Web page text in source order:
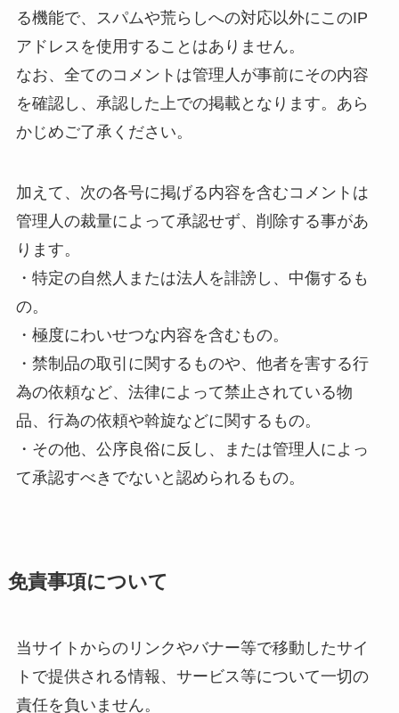
る機能で、スパムや荒らしへの対応以外にこのIP
アドレスを使用することはありません。
なお、全てのコメントは管理人が事前にその内容
を確認し、承認した上での掲載となります。あら
かじめご了承ください。
加えて、次の各号に掲げる内容を含むコメントは
管理人の裁量によって承認せず、削除する事があ
ります。
・特定の自然人または法人を誹謗し、中傷するも
の。
・極度にわいせつな内容を含むもの。
・禁制品の取引に関するものや、他者を害する行
為の依頼など、法律によって禁止されている物
品、行為の依頼や斡旋などに関するもの。
・その他、公序良俗に反し、または管理人によっ
て承認すべきでないと認められるもの。
免責事項について
当サイトからのリンクやバナー等で移動したサイ
トで提供される情報、サービス等について一切の
責任を負いません。